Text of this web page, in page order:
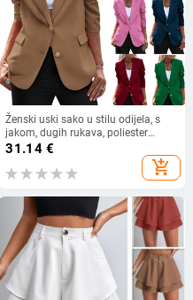
Ženski uski sako u stilu odijela, s
jakom, dugih rukava, poliester
95%+, jesen 2024
31.14€
add_shopping_cart